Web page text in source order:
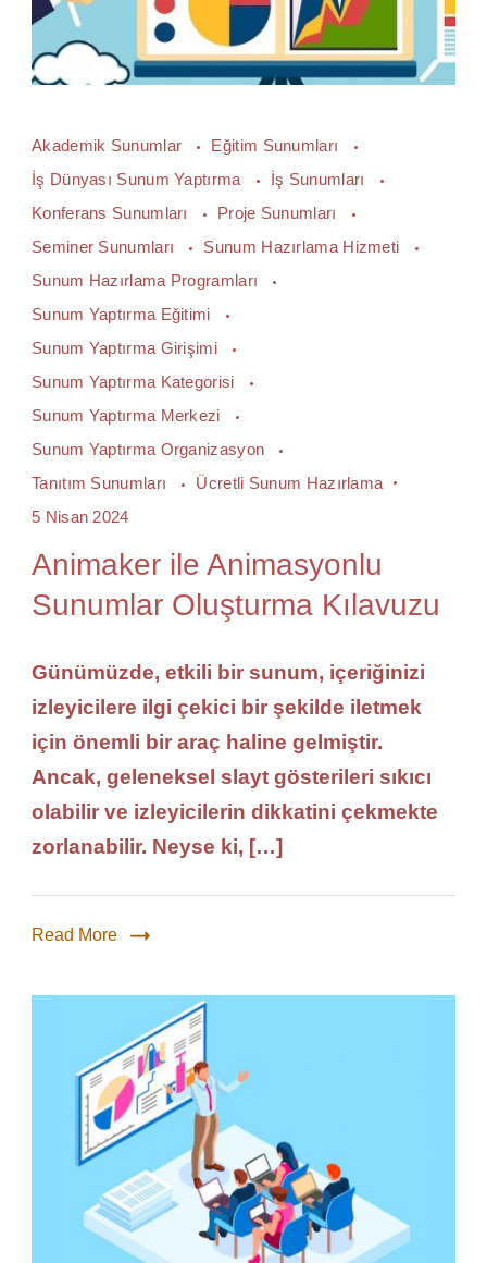
Akademik Sunumlar
Eğitim Sunumları
İş Dünyası Sunum Yaptırma
İş Sunumları
Konferans Sunumları
Proje Sunumları
Seminer Sunumları
Sunum Hazırlama Hizmeti
Sunum Hazırlama Programları
Sunum Yaptırma Eğitimi
Sunum Yaptırma Girişimi
Sunum Yaptırma Kategorisi
Sunum Yaptırma Merkezi
Sunum Yaptırma Organizasyon
Tanıtım Sunumları
Ücretli Sunum Hazırlama
5 Nisan 2024
Animaker ile Animasyonlu
Sunumlar Oluşturma Kılavuzu
Günümüzde, etkili bir sunum, içeriğinizi
izleyicilere ilgi çekici bir şekilde iletmek
için önemli bir araç haline gelmiştir.
Ancak, geleneksel slayt gösterileri sıkıcı
olabilir ve izleyicilerin dikkatini çekmekte
zorlanabilir. Neyse ki, […]
Read More